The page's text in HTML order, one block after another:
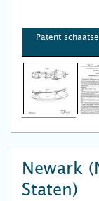
Patent
Newark
Staten)